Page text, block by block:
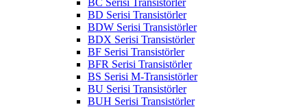
BC Serisi Transistörler
BD Serisi Transistörler
BDW Serisi Transistörler
BDX Serisi Transistörler
BF Serisi Transistörler
BFR Serisi Transistörler
BS Serisi M-Transistörler
BU Serisi Transistörler
BUH Serisi Transistörler